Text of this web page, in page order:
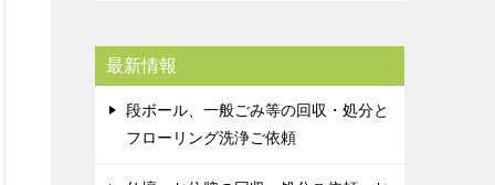
最新情報
段ボール、一般ごみ等の回収・処分と
フローリング洗浄ご依頼